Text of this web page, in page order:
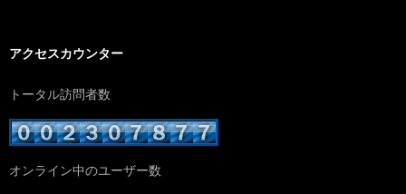
アクセスカウンター
トータル訪問者数
オンライン中のユーザー数